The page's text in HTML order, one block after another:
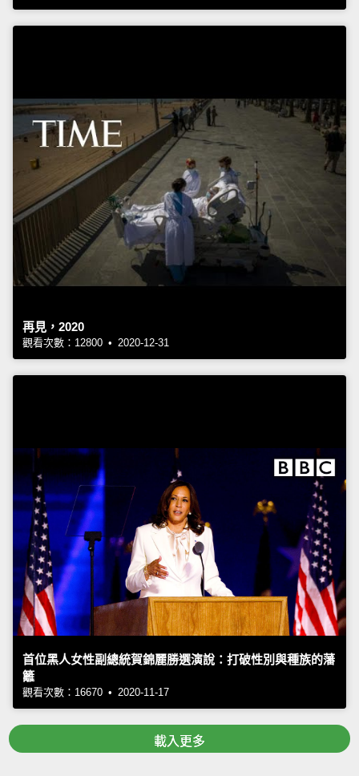
再見，2020
觀看次數：12800 • 2020-12-31
首位黑人女性副總統賀錦麗勝選演說：打破性別與種族的藩
籬
觀看次數：16670 • 2020-11-17
載入更多